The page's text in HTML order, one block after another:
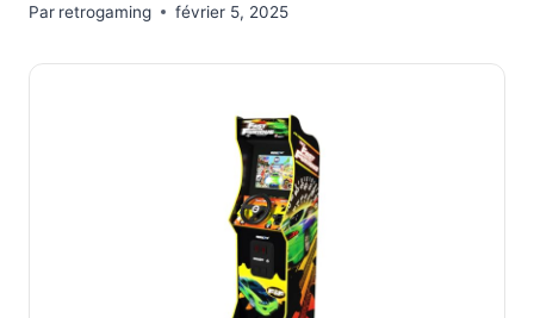
Par retrogaming février 5, 2025